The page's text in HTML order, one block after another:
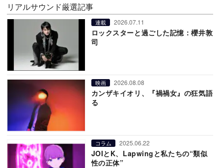
リアルサウンド厳選記事
連載 2026.07.11
ロックスターと過ごした記憶：櫻井敦
司
映画 2026.08.08
カンザキイオリ、『禍禍女』の狂気語
る
コラム 2025.06.22
JOIとK、Lapwingと私たちの“類似
性の正体”